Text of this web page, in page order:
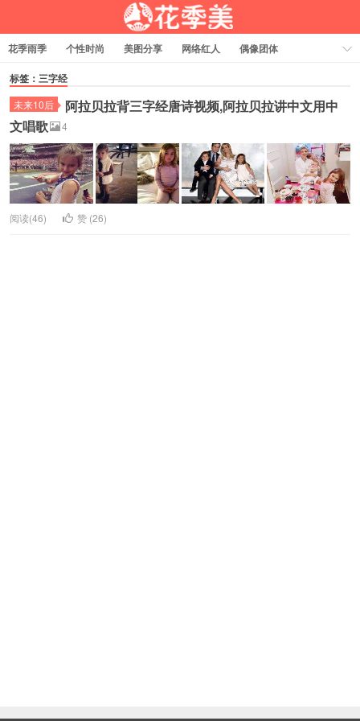
花季雨季 个性时尚 美图分享 网络红人
偶像团体
福利资源
热门排行
标签：三字经
未来10后
阿拉贝拉背三字经唐诗视频,阿拉贝拉讲中文用中
文唱歌
4
阅读(46) 赞 (26)